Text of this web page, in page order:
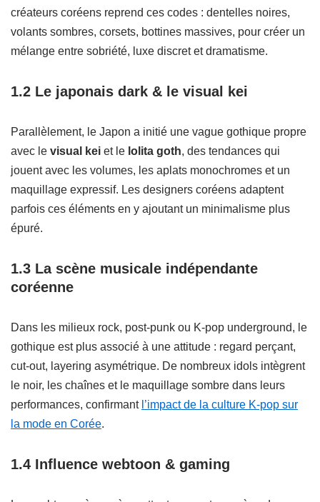
créateurs coréens reprend ces codes : dentelles noires,
volants sombres, corsets, bottines massives, pour créer un
mélange entre sobriété, luxe discret et dramatisme.
1.2 Le japonais dark & le visual kei
Parallèlement, le Japon a initié une vague gothique propre
avec le visual kei et le lolita goth, des tendances qui
jouent avec les volumes, les aplats monochromes et un
maquillage expressif. Les designers coréens adaptent
parfois ces éléments en y ajoutant un minimalisme plus
épuré.
1.3 La scène musicale indépendante
coréenne
Dans les milieux rock, post-punk ou K-pop underground, le
gothique est plus associé à une attitude : regard perçant,
cut-out, layering asymétrique. De nombreux idols intègrent
le noir, les chaînes et le maquillage sombre dans leurs
performances, confirmant l’impact de la culture K-pop sur
la mode en Corée.
1.4 Influence webtoon & gaming